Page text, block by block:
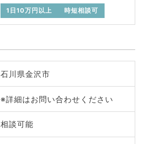
1日10万円以上 時短相談可
石川県金沢市
※詳細はお問い合わせください
相談可能